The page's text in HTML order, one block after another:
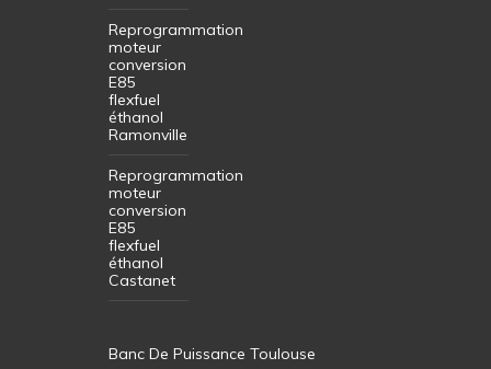
Reprogrammation
moteur
conversion
E85
flexfuel
éthanol
Ramonville
Reprogrammation
moteur
conversion
E85
flexfuel
éthanol
Castanet
Banc De Puissance Toulouse